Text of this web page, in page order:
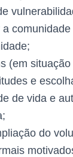
(em
e
de vida e
do